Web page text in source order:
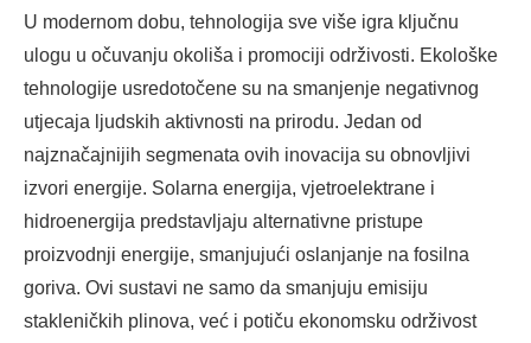
U modernom dobu, tehnologija sve više igra ključnu
ulogu u očuvanju okoliša i promociji održivosti. Ekološke
tehnologije usredotočene su na smanjenje negativnog
utjecaja ljudskih aktivnosti na prirodu. Jedan od
najznačajnijih segmenata ovih inovacija su obnovljivi
izvori energije. Solarna energija, vjetroelektrane i
hidroenergija predstavljaju alternativne pristupe
proizvodnji energije, smanjujući oslanjanje na fosilna
goriva. Ovi sustavi ne samo da smanjuju emisiju
stakleničkih plinova, već i potiču ekonomsku održivost